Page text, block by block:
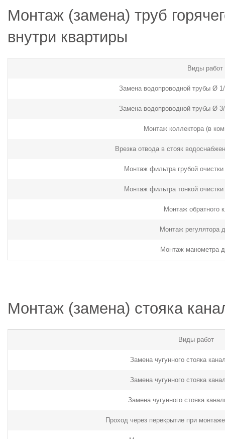
Монтаж (замена) труб
внутри квартиры
Виды работ
Замена водопроводной трубы Ø
Замена водопроводной трубы Ø
Монтаж коллектора (в
Врезка отвода в стояк
Монтаж фильтра грубой
Монтаж фильтра тонкой
Монтаж обратного
Монтаж регулятора
Монтаж манометра
Монтаж (замена) стояка
Виды работ
Замена чугунного стояка
Замена чугунного стояка
Замена чугунного стояка
Проход через перекрытие при